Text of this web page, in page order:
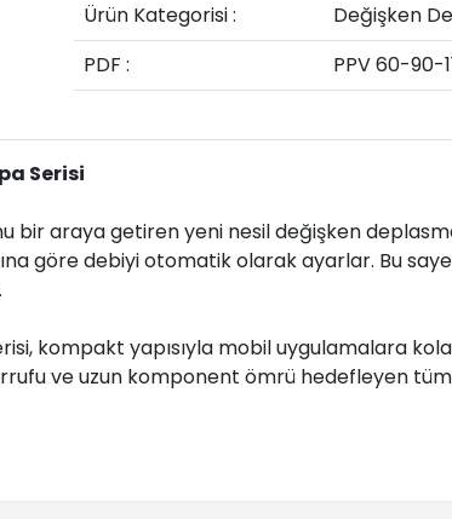
Ürün Kategorisi :
Değişken
PDF :
PPV 60-90-
Serisi
araya getiren yeni nesil değişken
göre debiyi otomatik olarak ayarlar. Bu
kompakt yapısıyla mobil uygulamalara
ve uzun komponent ömrü hedefleyen